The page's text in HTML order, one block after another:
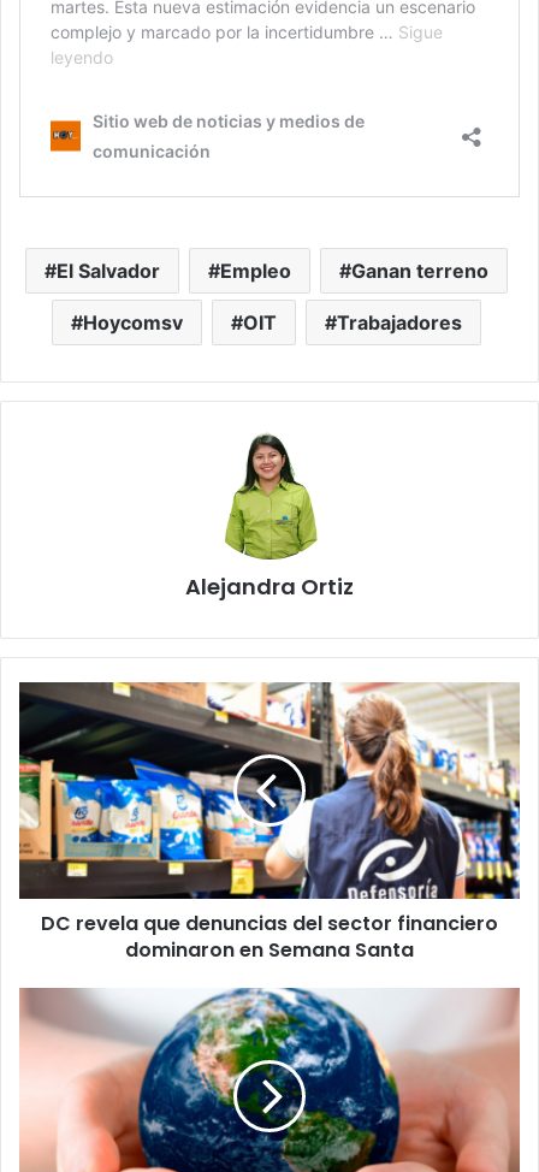
El Salvador Empleo Ganan terreno
Hoycomsv OIT Trabajadores
Alejandra Ortiz
DC
revela
que
denuncias
del
sector
financiero
dominaron
en
Semana
DC revela que denuncias del sector financiero
dominaron en Semana Santa
de